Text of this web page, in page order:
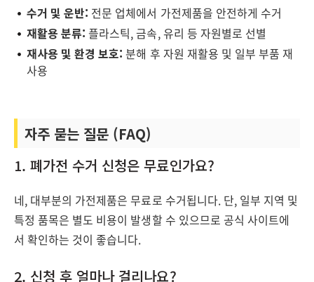
수거 및 운반: 전문 업체에서 가전제품을 안전하게 수거
재활용 분류: 플라스틱, 금속, 유리 등 자원별로 선별
재사용 및 환경 보호: 분해 후 자원 재활용 및 일부 부품 재
사용
자주 묻는 질문 (FAQ)
1. 폐가전 수거 신청은 무료인가요?
네, 대부분의 가전제품은 무료로 수거됩니다. 단, 일부 지역 및
특정 품목은 별도 비용이 발생할 수 있으므로 공식 사이트에
서 확인하는 것이 좋습니다.
2. 신청 후 얼마나 걸리나요?